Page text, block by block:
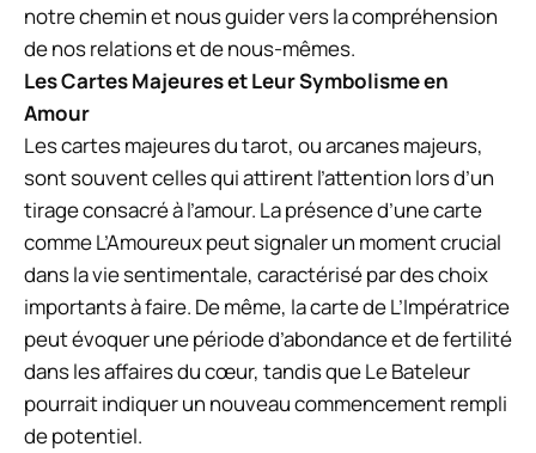
notre chemin et nous guider vers la compréhension
de nos relations et de nous-mêmes.
Les Cartes Majeures et Leur Symbolisme en
Amour
Les cartes majeures du tarot, ou arcanes majeurs,
sont souvent celles qui attirent l’attention lors d’un
tirage consacré à l’amour. La présence d’une carte
comme L’Amoureux peut signaler un moment crucial
dans la vie sentimentale, caractérisé par des choix
importants à faire. De même, la carte de L’Impératrice
peut évoquer une période d’abondance et de fertilité
dans les affaires du cœur, tandis que Le Bateleur
pourrait indiquer un nouveau commencement rempli
de potentiel.